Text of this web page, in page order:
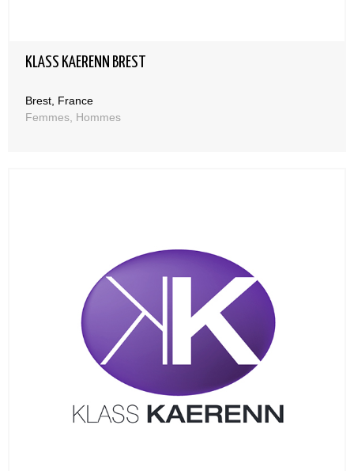
KLASS KAERENN BREST
Brest, France
Femmes, Hommes